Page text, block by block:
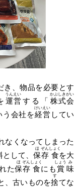
き、物品を必要とす
運
うん
営
えい
する「 株
かぶ
式
しき
会
がい
う会社を経
けい
営
えい
してい
なくなってしまった
として、保
ほ
存
ぞん
食
しょく
を大
た保
ほ
存
ぞん
食
しょく
にも 賞
しょう
味
み
、古いものを捨
す
てな